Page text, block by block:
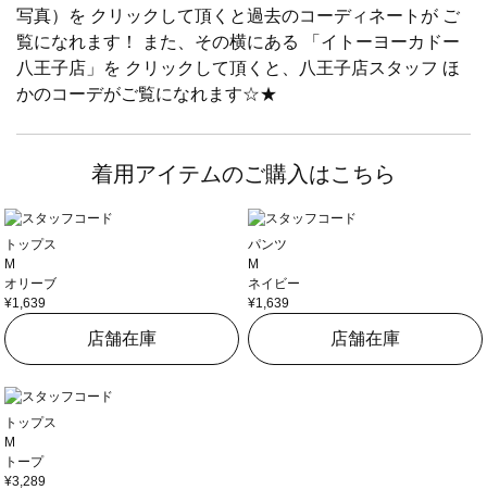
写真）を クリックして頂くと過去のコーディネートが ご
覧になれます！ また、その横にある 「イトーヨーカドー
八王子店」を クリックして頂くと、八王子店スタッフ ほ
かのコーデがご覧になれます☆★
着用アイテムのご購入はこちら
トップス
M
オリーブ
¥1,639
店舗在庫
パンツ
M
ネイビー
¥1,639
店舗在庫
トップス
M
トープ
¥3,289